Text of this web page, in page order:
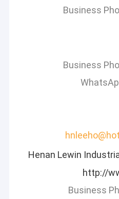
Business
Business
Henan Lewin
Business